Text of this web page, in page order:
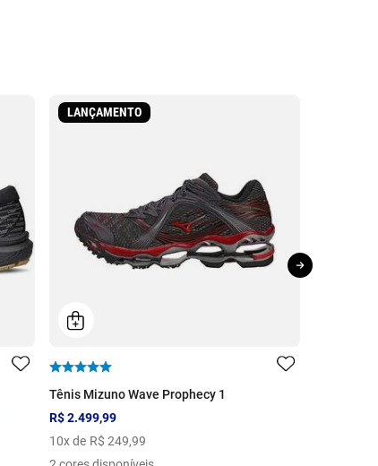
LANÇAMENTO
Tênis Mizuno Wave Prophecy 1
R$ 2.499,99
10x de R$ 249,99